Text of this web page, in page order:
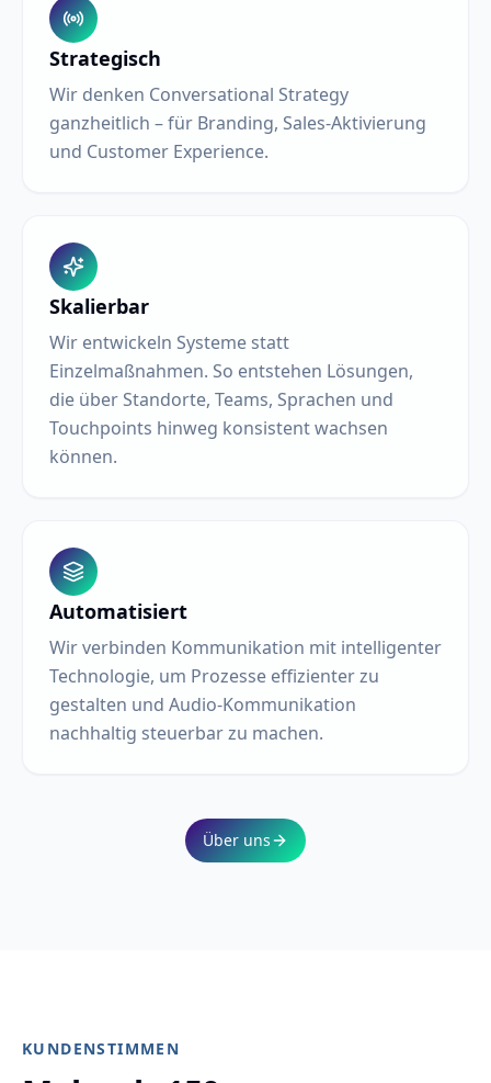
Strategisch
Wir denken Conversational Strategy
ganzheitlich – für Branding, Sales-Aktivierung
und Customer Experience.
Skalierbar
Wir entwickeln Systeme statt
Einzelmaßnahmen. So entstehen Lösungen,
die über Standorte, Teams, Sprachen und
Touchpoints hinweg konsistent wachsen
können.
Automatisiert
Wir verbinden Kommunikation mit intelligenter
Technologie, um Prozesse effizienter zu
gestalten und Audio-Kommunikation
nachhaltig steuerbar zu machen.
Über uns
KUNDENSTIMMEN